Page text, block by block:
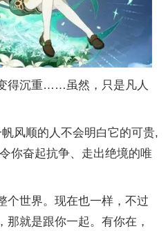
沉重……虽然，只是凡人
顺的人不会明白它的可贵,
你奋起抗争、走出绝境的唯
世界。现在也一样，不过
就是跟你一起。有你在，